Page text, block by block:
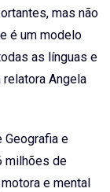
mas não
é um modelo
as línguas e
Angela
e
milhões de
e mental